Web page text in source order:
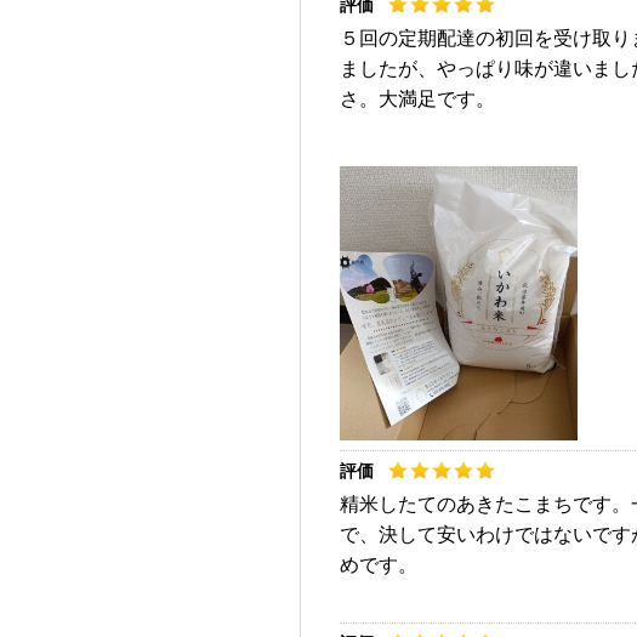
５回の定期配達の初回を受け取
ましたが、やっぱり味が違いま
さ。大満足です。
精米したてのあきたこまちです
で、決して安いわけではないで
めです。